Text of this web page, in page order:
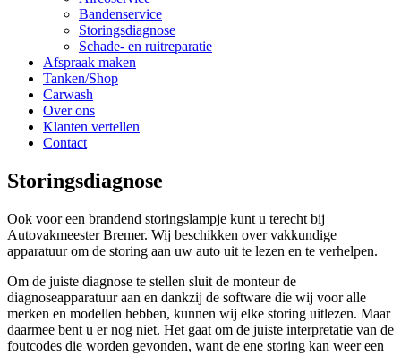
Bandenservice
Storingsdiagnose
Schade- en ruitreparatie
Afspraak maken
Tanken/Shop
Carwash
Over ons
Klanten vertellen
Contact
Storingsdiagnose
Ook voor een brandend storingslampje kunt u terecht bij
Autovakmeester Bremer. Wij beschikken over vakkundige
apparatuur om de storing aan uw auto uit te lezen en te verhelpen.
Om de juiste diagnose te stellen sluit de monteur de
diagnoseapparatuur aan en dankzij de software die wij voor alle
merken en modellen hebben, kunnen wij elke storing uitlezen. Maar
daarmee bent u er nog niet. Het gaat om de juiste interpretatie van de
foutcodes die worden gevonden, want de ene storing kan weer een